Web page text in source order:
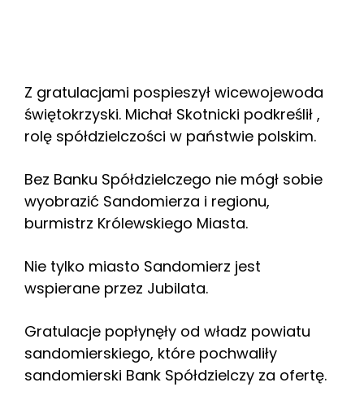
Z gratulacjami pospieszył wicewojewoda
świętokrzyski. Michał Skotnicki podkreślił ,
rolę spółdzielczości w państwie polskim.
Bez Banku Spółdzielczego nie mógł sobie
wyobrazić Sandomierza i regionu,
burmistrz Królewskiego Miasta.
Nie tylko miasto Sandomierz jest
wspierane przez Jubilata.
Gratulacje popłynęły od władz powiatu
sandomierskiego, które pochwaliły
sandomierski Bank Spółdzielczy za ofertę.